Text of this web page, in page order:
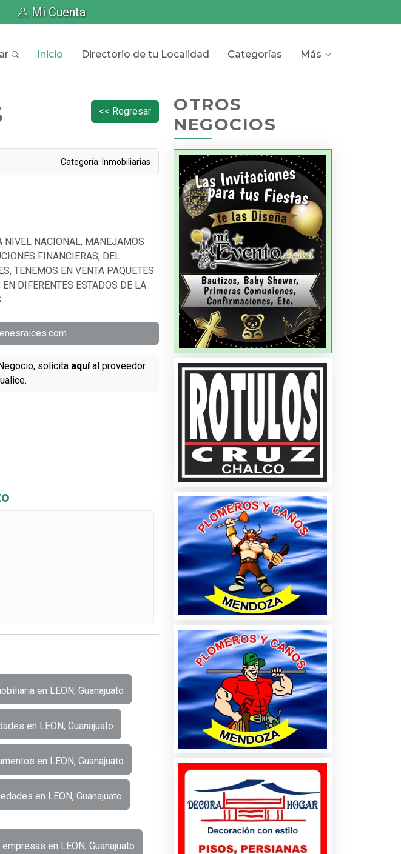
Mi Cuenta
Inicio Directorio de tu Localidad Categorías Más
<< Regresar
Categoría: Inmobiliarias
NIVEL NACIONAL, MANEJAMOS
FINANCIERAS, DEL
TENEMOS EN VENTA PAQUETES
DIFERENTES ESTADOS DE LA
solícita aquíal proveedor
en LEON, Guanajuato
en LEON, Guanajuato
en LEON, Guanajuato
en LEON, Guanajuato
en LEON, Guanajuato
OTROS
NEGOCIOS